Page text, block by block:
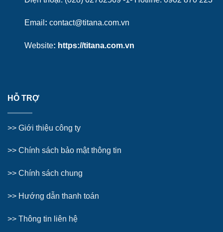
Email : contact@titana.com.vn
Website: https://titana.com.vn
HỖ TRỢ
>> Giới thiệu công ty
>> Chính sách bảo mật thông tin
>> Chính sách chung
>> Hướng dẫn thanh toán
>> Thông tin liên hệ